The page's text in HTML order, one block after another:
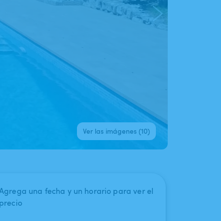
Ver las imágenes (10)
una fecha y un horario para ver el